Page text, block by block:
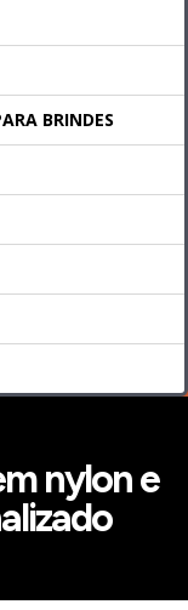
BRINDES
nylon e